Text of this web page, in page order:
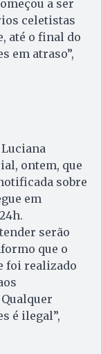
a ser
celetistas
até o final do
em atraso”,
ontem, que
sobre
em
serão
que o
foi realizado
é ilegal”,